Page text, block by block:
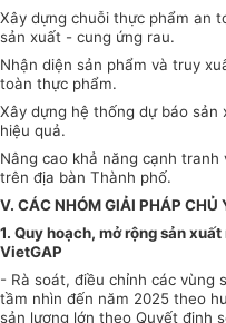
Xây dựng chuỗi thực phẩm an
sản xuất - cung ứng rau.
Nhận diện sản phẩm và truy
toàn thực phẩm.
Xây dựng hệ thống dự báo
hiệu quả.
Nâng cao khả năng cạnh
trên địa bàn Thành phố.
V. CÁC NHÓM GIẢI PHÁP CHỦ
1. Quy hoạch, mở rộng sản
VietGAP
- Rà soát, điều chỉnh các vùng
tầm nhìn đến năm 2025 theo
sản lượng lớn theo Quyết định